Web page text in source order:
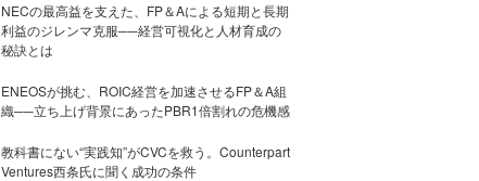
NECの最高益を支えた、FP＆Aによる短期と長期
利益のジレンマ克服──経営可視化と人材育成の
秘訣とは
ENEOSが挑む、ROIC経営を加速させるFP＆A組
織──立ち上げ背景にあったPBR1倍割れの危機感
教科書にない“実践知”がCVCを救う。Counterpart
Ventures西条氏に聞く成功の条件